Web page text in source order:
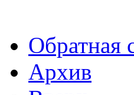
Обратная
Архив